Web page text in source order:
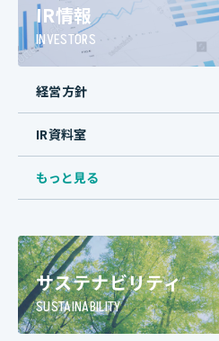
IR情報
INVESTORS
経営方針
IR資料室
もっと見る
サステナビリティ
SUSTAINABILITY